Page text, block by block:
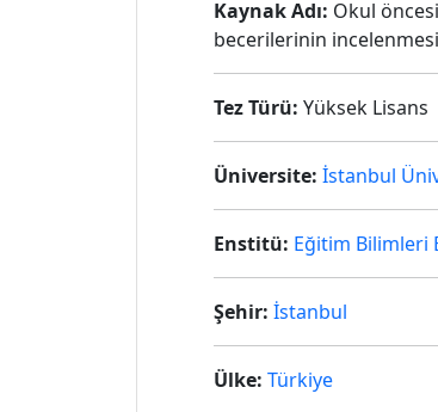
Kaynak Adı: Okul
becerilerinin incelenmesi
Tez Türü: Yüksek Lisans
Üniversite: İstanbul
Enstitü: Eğitim Bilimleri
Şehir: İstanbul
Ülke: Türkiye